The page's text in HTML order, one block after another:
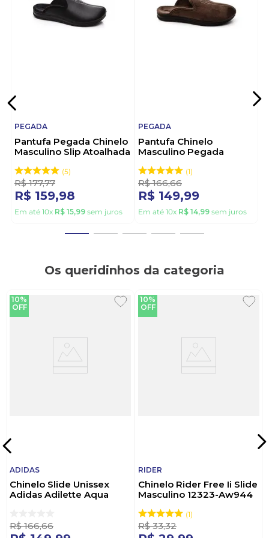
qualidade, alta durabilidade e conforto
extraordinário. Famosa por tecnologias que
reduzem impactos e elevam o bem-estar, é ideal
PEGADA
Pantufa Pegada Chinelo
Masculino Slip Atoalhada
5
R$ 177,77
R$ 159,98
Em até 10x R$ 15,99 sem juros
PEGADA
Pantufa Chinelo
Masculino Pegada
1
R$ 166,66
R$ 149,99
Em até 10x R$ 14,99 sem juros
Os queridinhos da categoria
10%
OFF
ADIDAS
Chinelo Slide Unissex
Adidas Adilette Aqua
R$ 166,66
10%
OFF
RIDER
Chinelo Rider Free Ii Slide
Masculino 12323-Aw944
1
R$ 33,32